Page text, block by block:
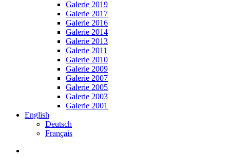
Galerie 2019
Galerie 2017
Galerie 2016
Galerie 2014
Galerie 2013
Galerie 2011
Galerie 2010
Galerie 2009
Galerie 2007
Galerie 2005
Galerie 2003
Galerie 2001
English
Deutsch
Français